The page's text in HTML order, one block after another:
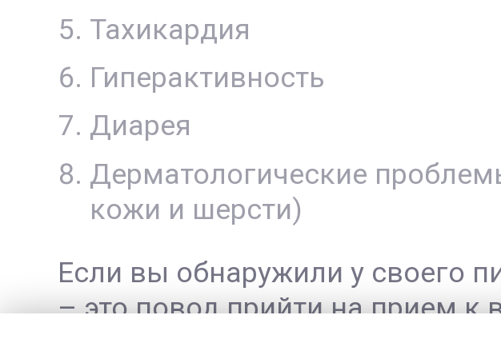
Тахикардия
Гиперактивность
Диарея
Дерматологические
кожи и шерсти)
Если вы обнаружили у своего
– это повод прийти на прием к